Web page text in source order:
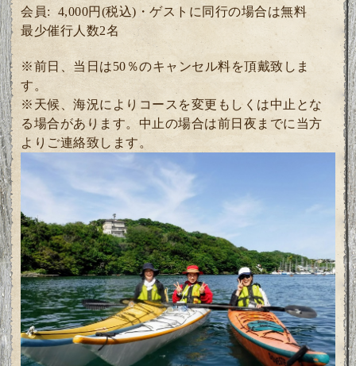
会員: 4,000円(税込)・ゲスト に同行の場合は無料
最少催行人数2名
※前日、当日は50％のキャンセル料を頂戴致しま
す。
※天候、海況によりコースを変更もしくは中止とな
る場合があります。中止の場合は前日夜までに当方
よりご連絡致します。